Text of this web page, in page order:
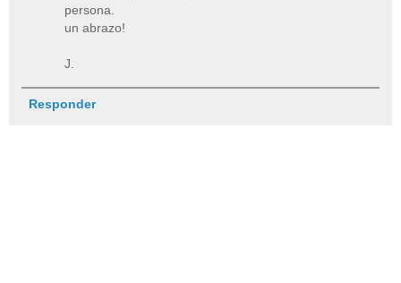
persona.
un abrazo!
J.
Responder